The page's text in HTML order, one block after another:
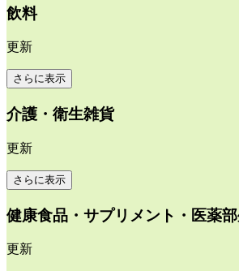
飲料
更新
さらに表示
介護・衛生雑貨
更新
さらに表示
健康食品・サプリメント・医薬
更新